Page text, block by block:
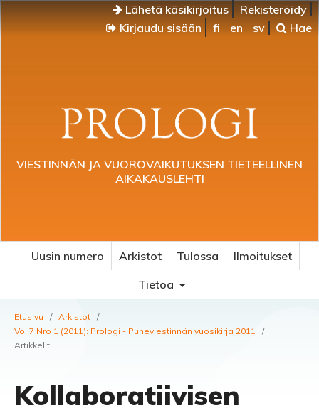
Lähetä käsikirjoitus
Rekisteröidy
Kirjaudu sisään
fi en sv Hae
VIESTINNÄN JA VUOROVAIKUTUKSEN TIETEELLINEN
AIKAKAUSLEHTI
Uusin numero Arkistot Tulossa
Ilmoitukset
Tietoa
Etusivu / Arkistot /
Vol 7 Nro 1 (2011): Prologi - Puheviestinnän vuosikirja 2011
/
Artikkelit
Kollaboratiivisen